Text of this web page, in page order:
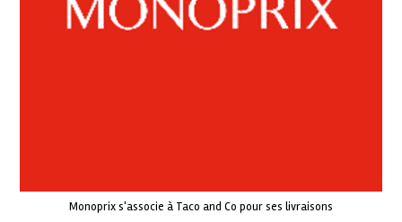
Monoprix s'associe à Taco and Co pour ses livraisons